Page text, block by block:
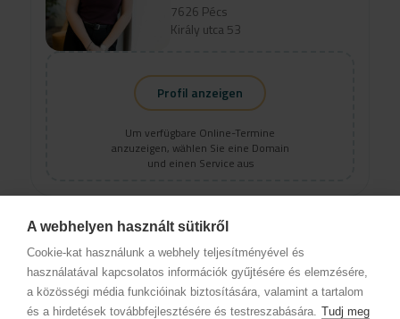
A webhelyen használt sütikről
Cookie-kat használunk a webhely teljesítményével és
használatával kapcsolatos információk gyűjtésére és elemzésére,
a közösségi média funkcióinak biztosítására, valamint a tartalom
és a hirdetések továbbfejlesztésére és testreszabására. Tudj meg
Profil anzeigen
Um verfügbare Online-Termine
anzuzeigen, wählen Sie eine Domain
und einen Service aus
7626 Pécs
Király utca 53
Vivian Pandur
4.93
(426)
Soluna hair studio